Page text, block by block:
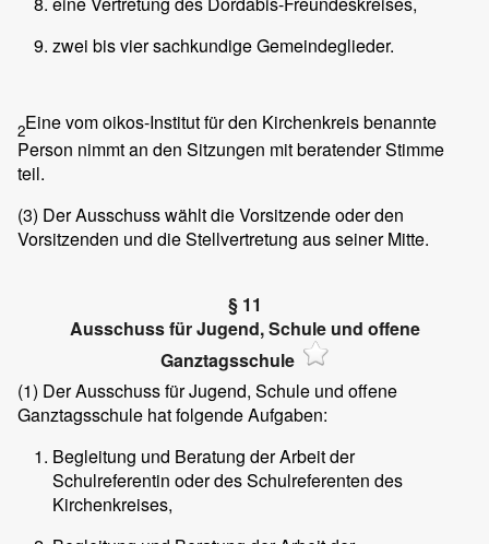
zwei bis vier sachkundige Gemeindeglieder.
2Eine vom oikos-Institut für den Kirchenkreis benannte
Person nimmt an den Sitzungen mit beratender Stimme
teil.
(3) Der Ausschuss wählt die Vorsitzende oder den
Vorsitzenden und die Stellvertretung aus seiner Mitte.
§ 11
Ausschuss für Jugend, Schule und offene
Ganztagsschule
(1) Der Ausschuss für Jugend, Schule und offene
Ganztagsschule hat folgende Aufgaben:
Begleitung und Beratung der Arbeit der
Schulreferentin oder des Schulreferenten des
Kirchenkreises,